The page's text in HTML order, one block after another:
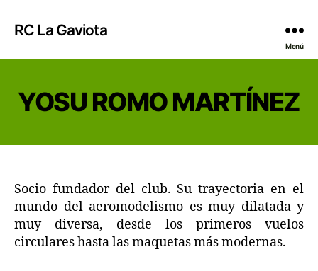
RC La Gaviota
Menú
YOSU ROMO MARTÍNEZ
Socio fundador del club. Su trayectoria en el
mundo del aeromodelismo es muy dilatada y
muy diversa, desde los primeros vuelos
circulares hasta las maquetas más modernas.